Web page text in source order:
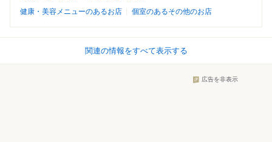
健康・美容メニューのあるお店
個室のあるその他のお店
関連の情報をすべて表示する
広告を非表示